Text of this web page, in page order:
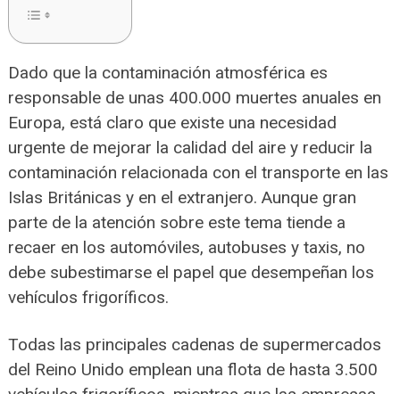
Dado que la contaminación atmosférica es
responsable de unas 400.000 muertes anuales en
Europa, está claro que existe una necesidad
urgente de mejorar la calidad del aire y reducir la
contaminación relacionada con el transporte en las
Islas Británicas y en el extranjero. Aunque gran
parte de la atención sobre este tema tiende a
recaer en los automóviles, autobuses y taxis, no
debe subestimarse el papel que desempeñan los
vehículos frigoríficos.
Todas las principales cadenas de supermercados
del Reino Unido emplean una flota de hasta 3.500